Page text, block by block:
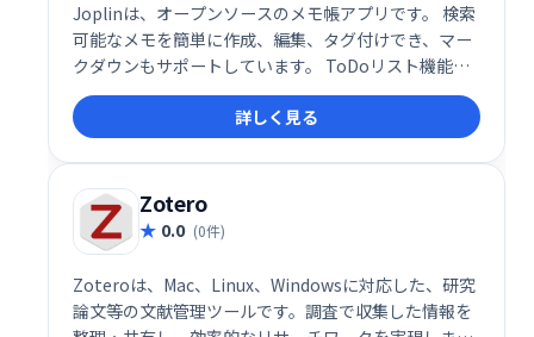
Joplinは、オープンソースのメモ帳アプリです。 検索
可能なメモを簡単に作成、編集、タグ付けでき、マー
クダウンもサポートしています。 ToDoリスト機能も
備え、整理された情報管理を支援します。 無料で利用
でき、クロスプラットフォーム対応で様々なデバイス
で利用可能です。
詳しく見る
Zotero
0.0 (0件)
Zoteroは、Mac、Linux、Windowsに対応した、研究
論文等の文献管理ツールです。調査で収集した情報を